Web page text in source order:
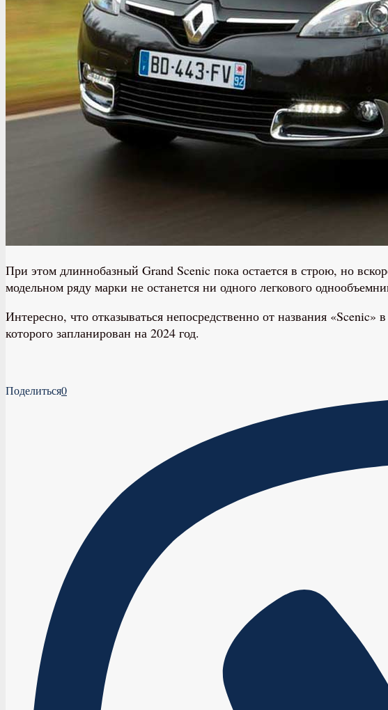
При этом длиннобазный Grand Scenic пока остается в строю, но
модельном ряду марки не останется ни одного легкового
Интересно, что отказываться непосредственно от названия
которого запланирован на 2024 год.
Поделиться0